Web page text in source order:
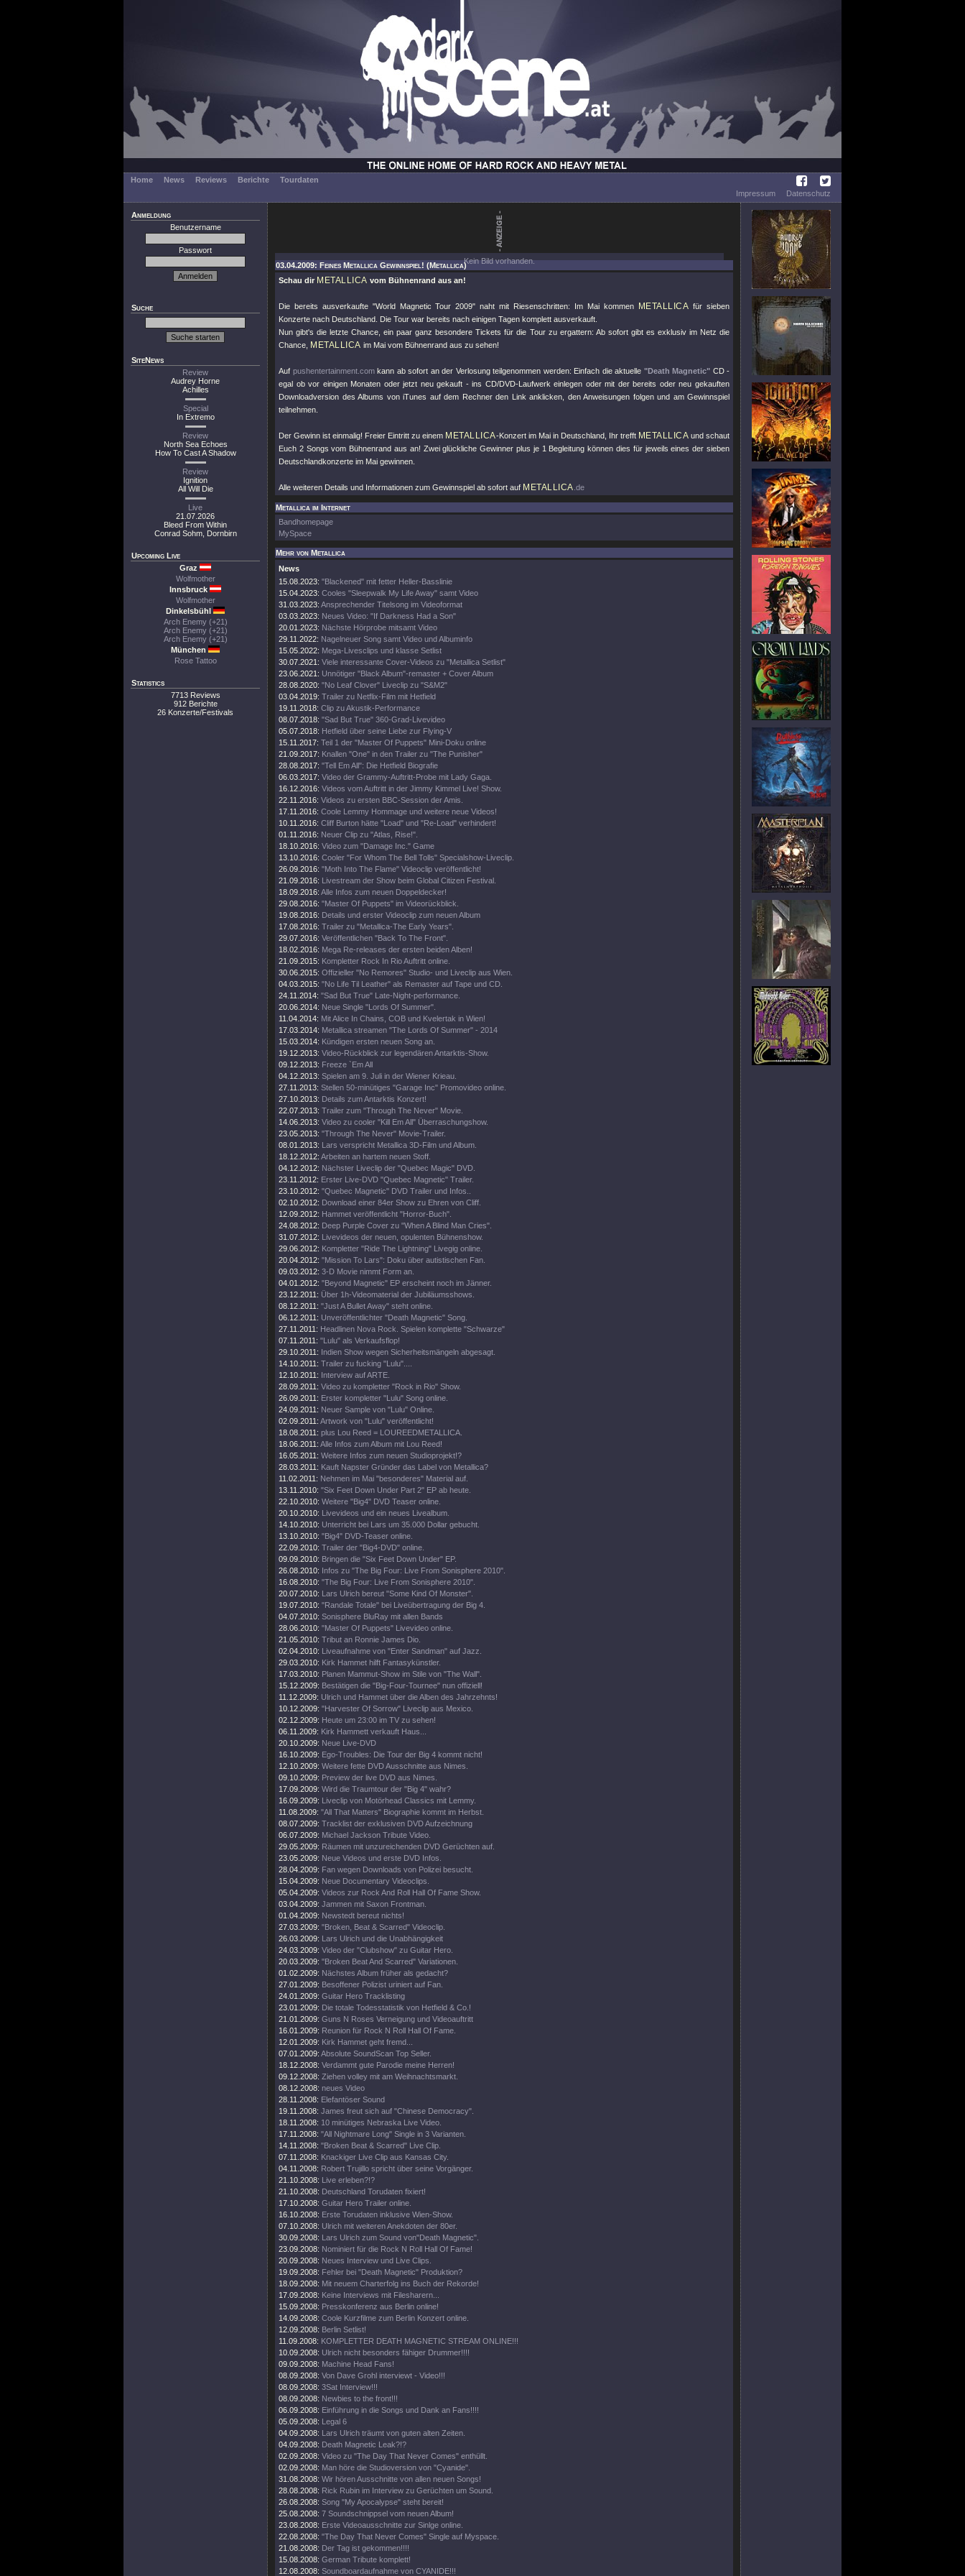
Home News Reviews Berichte
Tourdaten
Impressum
Datenschutz
Anmeldung
Benutzername
Passwort
Suche
SiteNews
Review
Audrey Horne
Achilles
Special
In Extremo
Review
North Sea Echoes
How To Cast A Shadow
Review
Ignition
All Will Die
Live
21.07.2026
Bleed From Within
Conrad Sohm, Dornbirn
Upcoming Live
Graz
Wolfmother
Innsbruck
Wolfmother
Dinkelsbühl
Arch Enemy (+21)
Arch Enemy (+21)
Arch Enemy (+21)
München
Rose Tattoo
Statistics
7713 Reviews
912 Berichte
26 Konzerte/Festivals
Kein Bild vorhanden.
03.04.2009: Feines Metallica Gewinnspiel! (Metallica)
Schau dir METALLICA vom Bühnenrand aus an!
Die bereits ausverkaufte "World Magnetic Tour 2009" naht mit Riesenschritten: Im Mai kommen METALLICA für sieben
Konzerte nach Deutschland. Die Tour war bereits nach einigen Tagen komplett ausverkauft.
Nun gibt's die letzte Chance, ein paar ganz besondere Tickets für die Tour zu ergattern: Ab sofort gibt es exklusiv im Netz die
Chance,
METALLICA im Mai vom Bühnenrand aus zu sehen!
Auf pushentertainment.comkann ab sofort an der Verlosung teilgenommen werden: Einfach die aktuelle "Death Magnetic" CD -
egal ob vor einigen Monaten oder jetzt neu gekauft - ins CD/DVD-Laufwerk einlegen oder mit der bereits oder neu gekauften
Downloadversion des Albums von iTunes auf dem Rechner den Link anklicken, den Anweisungen folgen und am Gewinnspiel
teilnehmen.
Der Gewinn ist einmalig! Freier Eintritt zu einem METALLICA-Konzert im Mai in Deutschland, Ihr trefft METALLICA und schaut
Euch 2 Songs vom Bühnenrand aus an! Zwei glückliche Gewinner plus je 1 Begleitung können dies für jeweils eines der sieben
Deutschlandkonzerte im Mai gewinnen.
Alle weiteren Details und Informationen zum Gewinnspiel ab sofort auf METALLICA .de
Metallica im Internet
Bandhomepage
MySpace
Mehr von Metallica
News
15.08.2023: "Blackened" mit fetter Heller-Basslinie
15.04.2023: Cooles "Sleepwalk My Life Away" samt Video
31.03.2023: Ansprechender Titelsong im Videoformat
03.03.2023: Neues Video: "If Darkness Had a Son"
20.01.2023: Nächste Hörprobe mitsamt Video
29.11.2022: Nagelneuer Song samt Video und Albuminfo
15.05.2022: Mega-Livesclips und klasse Setlist
30.07.2021: Viele interessante Cover-Videos zu "Metallica Setlist"
23.06.2021: Unnötiger "Black Album"-remaster + Cover Album
28.08.2020: "No Leaf Clover" Liveclip zu "S&M2"
03.04.2019: Trailer zu Netflix-Film mit Hetfield
19.11.2018: Clip zu Akustik-Performance
08.07.2018: "Sad But True" 360-Grad-Livevideo
05.07.2018: Hetfield über seine Liebe zur Flying-V
15.11.2017: Teil 1 der "Master Of Puppets" Mini-Doku online
21.09.2017: Knallen "One" in den Trailer zu "The Punisher"
28.08.2017: "Tell Em All": Die Hetfield Biografie
06.03.2017: Video der Grammy-Auftritt-Probe mit Lady Gaga.
16.12.2016: Videos vom Auftritt in der Jimmy Kimmel Live! Show.
22.11.2016: Videos zu ersten BBC-Session der Amis.
17.11.2016: Coole Lemmy Hommage und weitere neue Videos!
10.11.2016: Cliff Burton hätte "Load" und "Re-Load" verhindert!
01.11.2016: Neuer Clip zu "Atlas, Rise!".
18.10.2016: Video zum "Damage Inc." Game
13.10.2016: Cooler "For Whom The Bell Tolls" Specialshow-Liveclip.
26.09.2016: "Moth Into The Flame" Videoclip veröffentlicht!
21.09.2016: Livestream der Show beim Global Citizen Festival.
18.09.2016: Alle Infos zum neuen Doppeldecker!
29.08.2016: "Master Of Puppets" im Videorückblick.
19.08.2016: Details und erster Videoclip zum neuen Album
17.08.2016: Trailer zu "Metallica-The Early Years".
29.07.2016: Veröffentlichen "Back To The Front".
18.02.2016: Mega Re-releases der ersten beiden Alben!
21.09.2015: Kompletter Rock In Rio Auftritt online.
30.06.2015: Offizieller "No Remores" Studio- und Liveclip aus Wien.
04.03.2015: "No Life Til Leather" als Remaster auf Tape und CD.
24.11.2014: "Sad But True" Late-Night-performance.
20.06.2014: Neue Single "Lords Of Summer".
11.04.2014: Mit Alice In Chains, COB und Kvelertak in Wien!
17.03.2014: Metallica streamen "The Lords Of Summer" - 2014
15.03.2014: Kündigen ersten neuen Song an.
19.12.2013: Video-Rückblick zur legendären Antarktis-Show.
09.12.2013: Freeze `Em All
04.12.2013: Spielen am 9. Juli in der Wiener Krieau.
27.11.2013: Stellen 50-minütiges "Garage Inc" Promovideo online.
27.10.2013: Details zum Antarktis Konzert!
22.07.2013: Trailer zum "Through The Never" Movie.
14.06.2013: Video zu cooler "Kill Em All" Überraschungshow.
23.05.2013: "Through The Never" Movie-Trailer.
08.01.2013: Lars verspricht Metallica 3D-Film und Album.
18.12.2012: Arbeiten an hartem neuen Stoff.
04.12.2012: Nächster Liveclip der "Quebec Magic" DVD.
23.11.2012: Erster Live-DVD "Quebec Magnetic" Trailer.
23.10.2012: "Quebec Magnetic" DVD Trailer und Infos..
02.10.2012: Download einer 84er Show zu Ehren von Cliff.
12.09.2012: Hammet veröffentlicht "Horror-Buch".
24.08.2012: Deep Purple Cover zu "When A Blind Man Cries".
31.07.2012: Livevideos der neuen, opulenten Bühnenshow.
29.06.2012: Kompletter "Ride The Lightning" Livegig online.
20.04.2012: "Mission To Lars": Doku über autistischen Fan.
09.03.2012: 3-D Movie nimmt Form an.
04.01.2012: "Beyond Magnetic" EP erscheint noch im Jänner.
23.12.2011: Über 1h-Videomaterial der Jubiläumsshows.
08.12.2011: "Just A Bullet Away" steht online.
06.12.2011: Unveröffentlichter "Death Magnetic" Song.
27.11.2011: Headlinen Nova Rock. Spielen komplette "Schwarze"
07.11.2011: "Lulu" als Verkaufsflop!
29.10.2011: Indien Show wegen Sicherheitsmängeln abgesagt.
14.10.2011: Trailer zu fucking "Lulu"....
12.10.2011: Interview auf ARTE.
28.09.2011: Video zu kompletter "Rock in Rio" Show.
26.09.2011: Erster kompletter "Lulu" Song online.
24.09.2011: Neuer Sample von "Lulu" Online.
02.09.2011: Artwork von "Lulu" veröffentlicht!
18.08.2011: plus Lou Reed = LOUREEDMETALLICA.
18.06.2011: Alle Infos zum Album mit Lou Reed!
16.05.2011: Weitere Infos zum neuen Studioprojekt!?
28.03.2011: Kauft Napster Gründer das Label von Metallica?
11.02.2011: Nehmen im Mai "besonderes" Material auf.
13.11.2010: "Six Feet Down Under Part 2" EP ab heute.
22.10.2010: Weitere "Big4" DVD Teaser online.
20.10.2010: Livevideos und ein neues Livealbum.
14.10.2010: Unterricht bei Lars um 35.000 Dollar gebucht.
13.10.2010: "Big4" DVD-Teaser online.
22.09.2010: Trailer der "Big4-DVD" online.
09.09.2010: Bringen die "Six Feet Down Under" EP.
26.08.2010: Infos zu "The Big Four: Live From Sonisphere 2010".
16.08.2010: "The Big Four: Live From Sonisphere 2010".
20.07.2010: Lars Ulrich bereut "Some Kind Of Monster".
19.07.2010: "Randale Totale" bei Liveübertragung der Big 4.
04.07.2010: Sonisphere BluRay mit allen Bands
28.06.2010: "Master Of Puppets" Livevideo online.
21.05.2010: Tribut an Ronnie James Dio.
02.04.2010: Liveaufnahme von "Enter Sandman" auf Jazz.
29.03.2010: Kirk Hammet hilft Fantasykünstler.
17.03.2010: Planen Mammut-Show im Stile von "The Wall".
15.12.2009: Bestätigen die "Big-Four-Tournee" nun offiziell!
11.12.2009: Ulrich und Hammet über die Alben des Jahrzehnts!
10.12.2009: "Harvester Of Sorrow" Liveclip aus Mexico.
02.12.2009: Heute um 23:00 im TV zu sehen!
06.11.2009: Kirk Hammett verkauft Haus...
20.10.2009: Neue Live-DVD
16.10.2009: Ego-Troubles: Die Tour der Big 4 kommt nicht!
12.10.2009: Weitere fette DVD Ausschnitte aus Nimes.
09.10.2009: Preview der live DVD aus Nimes.
17.09.2009: Wird die Traumtour der "Big 4" wahr?
16.09.2009: Liveclip von Motörhead Classics mit Lemmy.
11.08.2009: "All That Matters" Biographie kommt im Herbst.
08.07.2009: Tracklist der exklusiven DVD Aufzeichnung
06.07.2009: Michael Jackson Tribute Video.
29.05.2009: Räumen mit unzureichenden DVD Gerüchten auf.
23.05.2009: Neue Videos und erste DVD Infos.
28.04.2009: Fan wegen Downloads von Polizei besucht.
15.04.2009: Neue Documentary Videoclips.
05.04.2009: Videos zur Rock And Roll Hall Of Fame Show.
03.04.2009: Jammen mit Saxon Frontman.
01.04.2009: Newstedt bereut nichts!
27.03.2009: "Broken, Beat & Scarred" Videoclip.
26.03.2009: Lars Ulrich und die Unabhängigkeit
24.03.2009: Video der "Clubshow" zu Guitar Hero.
20.03.2009: "Broken Beat And Scarred" Variationen.
01.02.2009: Nächstes Album früher als gedacht?
27.01.2009: Besoffener Polizist uriniert auf Fan.
24.01.2009: Guitar Hero Tracklisting
23.01.2009: Die totale Todesstatistik von Hetfield & Co.!
21.01.2009: Guns N Roses Verneigung und Videoauftritt
16.01.2009: Reunion für Rock N Roll Hall Of Fame.
12.01.2009: Kirk Hammet geht fremd...
07.01.2009: Absolute SoundScan Top Seller.
18.12.2008: Verdammt gute Parodie meine Herren!
09.12.2008: Ziehen volley mit am Weihnachtsmarkt.
08.12.2008: neues Video
28.11.2008: Elefantöser Sound
19.11.2008: James freut sich auf "Chinese Democracy".
18.11.2008: 10 minütiges Nebraska Live Video.
17.11.2008: "All Nightmare Long" Single in 3 Varianten.
14.11.2008: "Broken Beat & Scarred" Live Clip.
07.11.2008: Knackiger Live Clip aus Kansas City.
04.11.2008: Robert Trujillo spricht über seine Vorgänger.
21.10.2008: Live erleben?!?
21.10.2008: Deutschland Torudaten fixiert!
17.10.2008: Guitar Hero Trailer online.
16.10.2008: Erste Torudaten inklusive Wien-Show.
07.10.2008: Ulrich mit weiteren Anekdoten der 80er.
30.09.2008: Lars Ulrich zum Sound von"Death Magnetic".
23.09.2008: Nominiert für die Rock N Roll Hall Of Fame!
20.09.2008: Neues Interview und Live Clips.
19.09.2008: Fehler bei "Death Magnetic" Produktion?
18.09.2008: Mit neuem Charterfolg ins Buch der Rekorde!
17.09.2008: Keine Interviews mit Filesharern...
15.09.2008: Presskonferenz aus Berlin online!
14.09.2008: Coole Kurzfilme zum Berlin Konzert online.
12.09.2008: Berlin Setlist!
11.09.2008: KOMPLETTER DEATH MAGNETIC STREAM ONLINE!!!
10.09.2008: Ulrich nicht besonders fähiger Drummer!!!!
09.09.2008: Machine Head Fans!
08.09.2008: Von Dave Grohl interviewt - Video!!!
08.09.2008: 3Sat Interview!!!
08.09.2008: Newbies to the front!!!
06.09.2008: Einführung in die Songs und Dank an Fans!!!!
05.09.2008: Legal 6
04.09.2008: Lars Ulrich träumt von guten alten Zeiten.
04.09.2008: Death Magnetic Leak?!?
02.09.2008: Video zu "The Day That Never Comes" enthüllt.
02.09.2008: Man höre die Studioversion von "Cyanide".
31.08.2008: Wir hören Ausschnitte von allen neuen Songs!
28.08.2008: Rick Rubin im Interview zu Gerüchten um Sound.
26.08.2008: Song "My Apocalypse" steht bereit!
25.08.2008: 7 Soundschnippsel vom neuen Album!
23.08.2008: Erste Videoausschnitte zur Sinlge online.
22.08.2008: "The Day That Never Comes" Single auf Myspace.
21.08.2008: Der Tag ist gekommen!!!!
15.08.2008: German Tribute komplett!
12.08.2008: Soundboardaufnahme von CYANIDE!!!